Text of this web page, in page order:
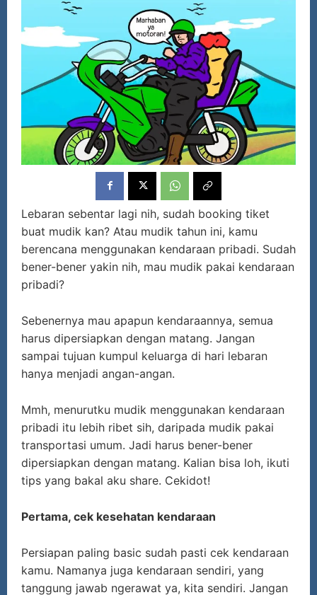
Lebaran sebentar lagi nih, sudah booking tiket
buat mudik kan? Atau mudik tahun ini, kamu
berencana menggunakan kendaraan pribadi. Sudah
bener-bener yakin nih, mau mudik pakai kendaraan
pribadi?
Sebenernya mau apapun kendaraannya, semua
harus dipersiapkan dengan matang. Jangan
sampai tujuan kumpul keluarga di hari lebaran
hanya menjadi angan-angan.
Mmh, menurutku mudik menggunakan kendaraan
pribadi itu lebih ribet sih, daripada mudik pakai
transportasi umum. Jadi harus bener-bener
dipersiapkan dengan matang. Kalian bisa loh, ikuti
tips yang bakal aku share. Cekidot!
Pertama, cek kesehatan kendaraan
Persiapan paling basic sudah pasti cek kendaraan
kamu. Namanya juga kendaraan sendiri, yang
tanggung jawab ngerawat ya, kita sendiri. Jangan